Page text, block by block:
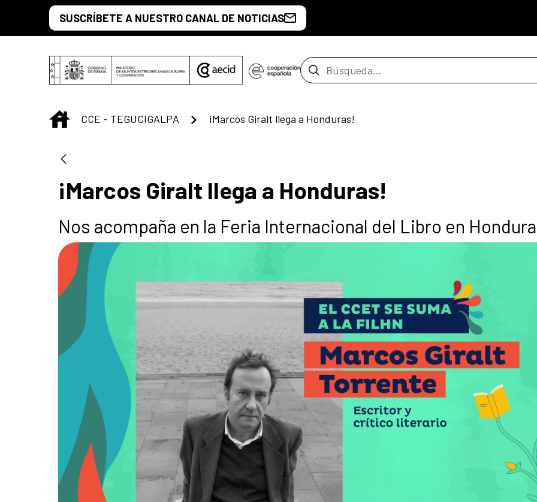
Saltar al contenido principal
SUSCRÍBETE A NUESTRO CANAL DE NOTICIAS
Barra de búsqueda
INICIO
CCE - TEGUCIGALPA ¡Marcos Giralt llega a Honduras!
¡Marcos Giralt llega a Honduras!
Nos acompaña en la Feria Internacional del Libro en